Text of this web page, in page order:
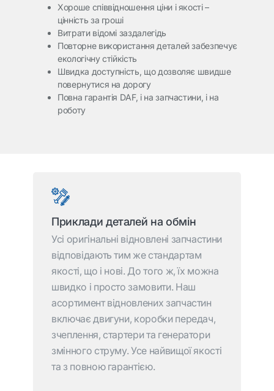
Хороше співвідношення ціни і якості –
цінність за гроші
Витрати відомі заздалегідь
Повторне використання деталей забезпечує
екологічну стійкість
Швидка доступність, що дозволяє швидше
повернутися на дорогу
Повна гарантія DAF, і на запчастини, і на
роботу
Приклади деталей на обмін
Усі оригінальні відновлені запчастини
відповідають тим же стандартам
якості, що і нові. До того ж, їх можна
швидко і просто замовити. Наш
асортимент відновлених запчастин
включає двигуни, коробки передач,
зчеплення, стартери та генератори
змінного струму. Усе найвищої якості
та з повною гарантією.